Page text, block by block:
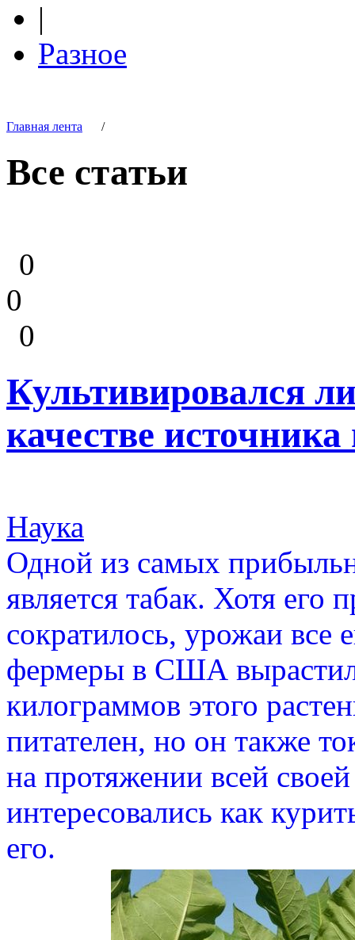
|
Разное
Главная лента /
Все статьи
0
0
0
Культивировался
качестве
Наука
Одной из самых
является табак. Хотя его
сократилось, урожаи все
фермеры в США
килограммов этого
питателен, но он также
на протяжении всей
интересовались как
его.